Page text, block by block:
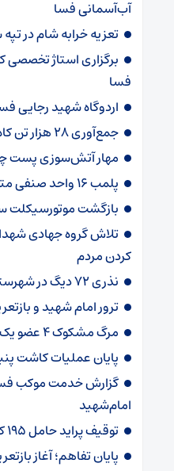
آب‌آسمانی فسا
تعزیه خرابه شام در
برگزاری استاژ تخصصی
فسا
اردوگاه شهید رجایی
جمع‌آوری ۲۸ هزار تن کاه برای دامداری‌های فسا
مهار آتش‌سوزی پست
پلمب ۱۶ واحد صنفی متخلف در تیرماه
بازگشت موتورسیکلت
تلاش گروه جهادی
کردن مردم
نذری ۷۲ دیگ در شهرستان فسا
ترور امام شهید و
مرگ مشکوک ۴ عضو یک خانواده
پایان عملیات کاشت
گزارش خدمت موکب
امام‌شهید
توقیف پراید حامل ۱۹۵ کیلو تریاک در فسا
پایان تفاهم؛ آغاز